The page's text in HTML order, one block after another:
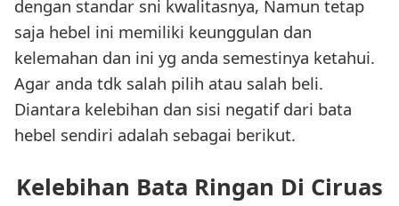
dengan standar sni kwalitasnya, Namun tetap
saja hebel ini memiliki keunggulan dan
kelemahan dan ini yg anda semestinya ketahui.
Agar anda tdk salah pilih atau salah beli.
Diantara kelebihan dan sisi negatif dari bata
hebel sendiri adalah sebagai berikut.
Kelebihan Bata Ringan Di Ciruas